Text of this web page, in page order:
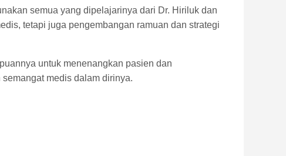
semua yang dipelajarinya dari Dr. Hiriluk dan
tetapi juga pengembangan ramuan dan strategi
untuk menenangkan pasien dan
medis dalam dirinya.